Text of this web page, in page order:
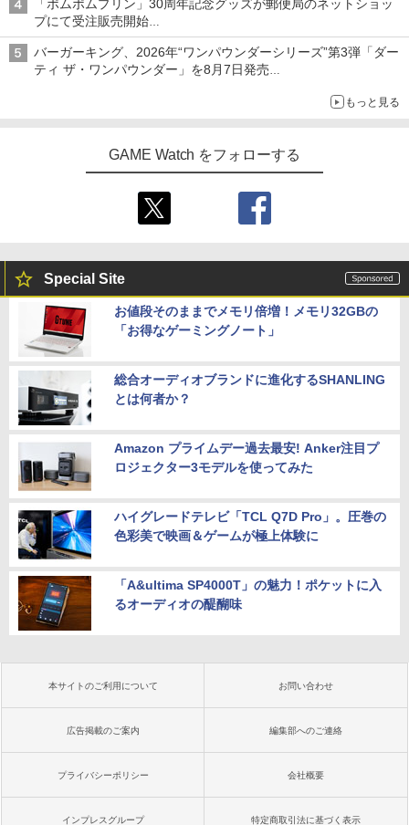
「ポムポムプリン」30周年記念グッズが郵便局のネットショッ
プにて受注販売開始
「おもちもちもちクッション」など今年だけの限定商品が登場
バーガーキング、2026年“ワンパウンダーシリーズ”第3弾「ダー
ティ ザ・ワンパウンダー」を8月7日発売
もっと見る
GAME Watch をフォローする
Special Site
お値段そのままでメモリ倍増！メモリ32GBの
「お得なゲーミングノート」
総合オーディオブランドに進化するSHANLING
とは何者か？
Amazon プライムデー過去最安! Anker注目プ
ロジェクター3モデルを使ってみた
ハイグレードテレビ「TCL Q7D Pro」。圧巻の
色彩美で映画＆ゲームが極上体験に
「A&ultima SP4000T」の魅力！ポケットに入
るオーディオの醍醐味
本サイトのご利用について お問い合わせ
広告掲載のご案内 編集部へのご連絡
プライバシーポリシー 会社概要
インプレスグループ 特定商取引法に基づく表示